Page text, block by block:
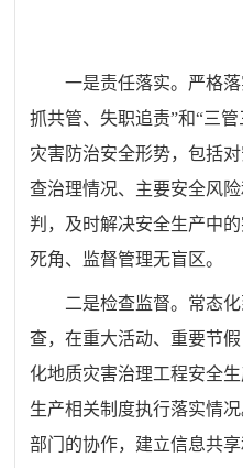
一是责任落实。严格
抓共管、失职追责”和“三
灾害防治安全形势，包括
查治理情况、主要安全风
判，及时解决安全生产中
死角、监督管理无盲区。
二是检查监督。常态
查，在重大活动、重要节
化地质灾害治理工程安全
生产相关制度执行落实情
部门的协作，建立信息共